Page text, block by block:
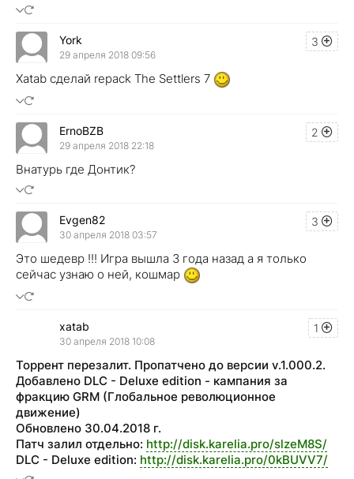
3
York
29 апреля 2018 09:56
Xatab сделай repack The Settlers 7
2
ErnoBZB
29 апреля 2018 22:18
Внатурь где Донтик?
3
Evgen82
30 апреля 2018 03:57
Это шедевр !!! Игра вышла 3 года назад а я только
сейчас узнаю о ней, кошмар
1
xatab
30 апреля 2018 10:08
Торрент перезалит. Пропатчено до версии v.1.000.2.
Добавлено DLC - Deluxe edition - кампания за
фракцию GRM (Глобальное революционное
движение)
Обновлено 30.04.2018 г.
Патч залил отдельно: http://disk.karelia.pro/slzeM8S/
DLC - Deluxe edition: http://disk.karelia.pro/0kBUVV7/